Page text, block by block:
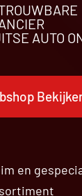
AUTO
en